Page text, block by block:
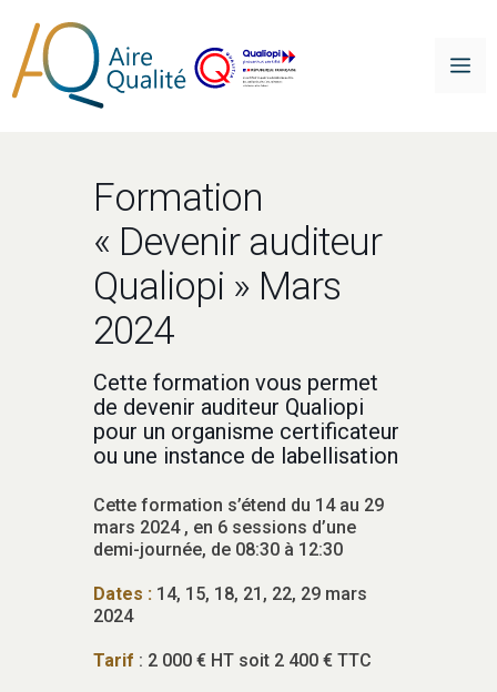
contenu
Formation
« Devenir auditeur
Qualiopi » Mars
2024
Cette formation vous permet
de devenir auditeur Qualiopi
pour un organisme certificateur
ou une instance de labellisation
Cette formation s’étend du 14 au 29
mars 2024 , en 6 sessions d’une
demi-journée, de 08:30 à 12:30
Dates : 14, 15, 18, 21, 22, 29 mars
2024
Tarif : 2 000 € HT soit 2 400 € TTC